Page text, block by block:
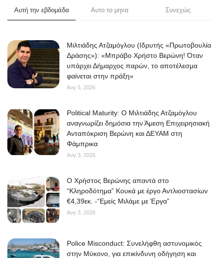
Αυτή την εβδομάδα Αυτο το μηνα Συνεχώς
Μιλτιάδης Ατζαμόγλου (Ιδρυτής «Πρωτοβουλία
Δράσης»): «Μπράβο Χρήστο Βερώνη! Όταν
υπάρχει Δήμαρχος παρών, το αποτέλεσμα
φαίνεται στην πράξη»
Αυγ 5, 2026
Political Maturity: Ο Μιλτιάδης Ατζαμόγλου
αναγνωρίζει δημόσια την Άμεση Επιχειρησιακή
Ανταπόκριση Βερώνη και ΔΕΥΑΜ στη
Φάμπρικα
Αυγ 3, 2026
O Χρήστος Βερώνης απαντά στο
“Κληροδότημα” Κουκά με έργο Αντλιοστασίων
€4,39εκ. -“Εμείς Μιλάμε με Έργα”
Αυγ 3, 2026
Police Misconduct: Συνελήφθη αστυνομικός
στην Μύκονο, για επικίνδυνη οδήγηση και